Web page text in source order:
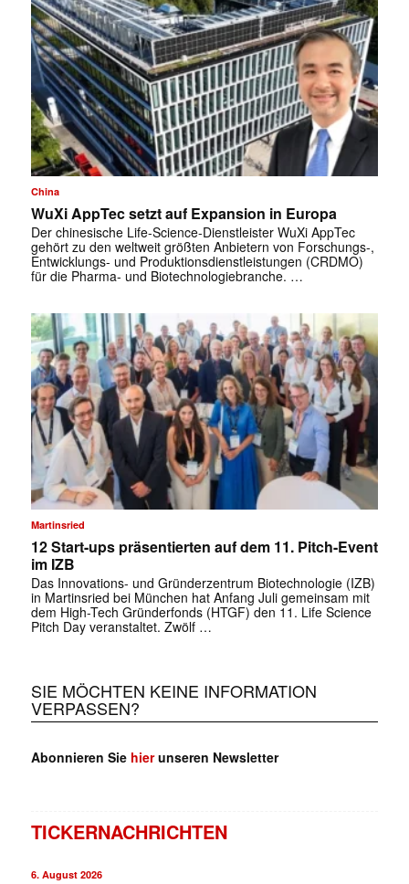
China
WuXi AppTec setzt auf Expansion in Europa
Der chinesische Life-Science-Dienstleister WuXi AppTec
gehört zu den weltweit größten Anbietern von Forschungs-,
Entwicklungs- und Produktionsdienstleistungen (CRDMO)
für die Pharma- und Biotechnologiebranche. …
Martinsried
12 Start-ups präsentierten auf dem 11. Pitch-Event
im IZB
Das Innovations- und Gründerzentrum Biotechnologie (IZB)
in Martinsried bei München hat Anfang Juli gemeinsam mit
dem High-Tech Gründerfonds (HTGF) den 11. Life Science
Pitch Day veranstaltet. Zwölf …
SIE MÖCHTEN KEINE INFORMATION
VERPASSEN?
Abonnieren Sie hierunseren Newsletter
TICKERNACHRICHTEN
6. August 2026